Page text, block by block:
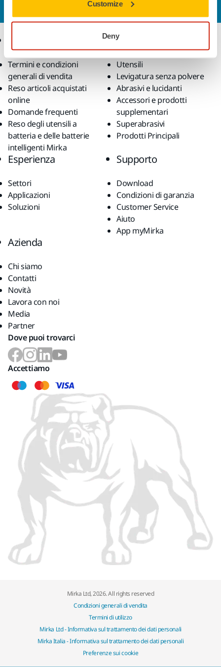
Customize
Deny
esperti risponderà al più presto alle tue domande.
Termini e condizioni
generali di vendita
Reso articoli acquistati
online
Domande frequenti
Reso degli utensili a
batteria e delle batterie
intelligenti Mirka
Prodotti
Utensili
Levigatura senza polvere
Abrasivi e lucidanti
Accessori e prodotti
supplementari
Superabrasivi
Prodotti Principali
Esperienza
Settori
Applicazioni
Soluzioni
Supporto
Download
Condizioni di garanzia
Customer Service
Aiuto
App myMirka
Azienda
Chi siamo
Contatti
Novità
Lavora con noi
Media
Partner
Dove puoi trovarci
Accettiamo
Mirka Ltd, 2026. All rights reserved
Condizioni generali di vendita
Termini di utilizzo
Mirka Ltd - Informativa sul trattamento dei dati personali
Mirka Italia - Informativa sul trattamento dei dati personali
Preferenze sui cookie